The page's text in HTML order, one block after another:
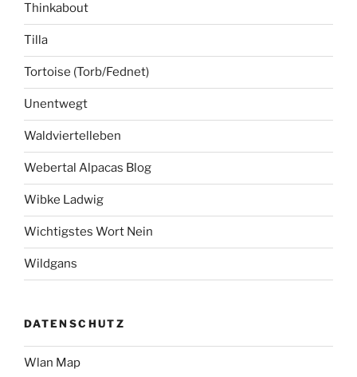
Thinkabout
Tilla
Tortoise (Torb/Fednet)
Unentwegt
Waldviertelleben
Webertal Alpacas Blog
Wibke Ladwig
Wichtigstes Wort Nein
Wildgans
DATENSCHUTZ
Wlan Map